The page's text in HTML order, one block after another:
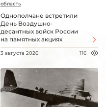
область
Однополчане встретили
День Воздушно-
десантных войск России
на памятных акциях
3 августа 2026 116